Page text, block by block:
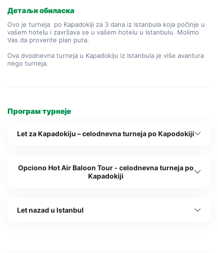
Детаљи обиласка
Ovo je turneja  po Kapadokiji za 3 dana iz Istanbula koja počinje u
vašem hotelu i završava se u vašem hotelu u Istanbulu. Molimo
Vas da proverite plan puta.
Ova dvodnevna turneja u Kapadokiju iz Istanbula je više avantura
nego turneja.
Програм турнеје
Let za Kapadokiju – celodnevna turneja po Kapodokiji
Opciono Hot Air Baloon Tour - celodnevna turneja po
Kapadokiji
Let nazad u Istanbul